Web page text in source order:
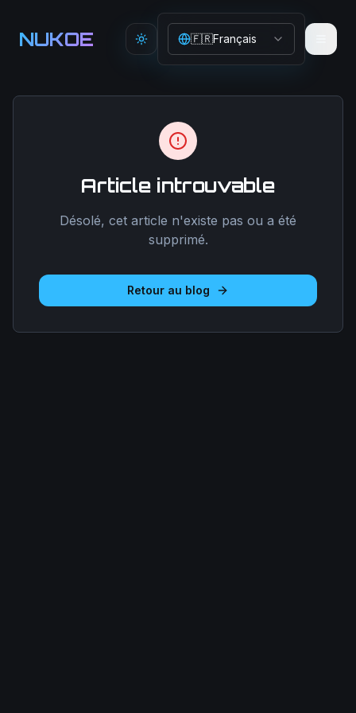
NUKOE Toggle theme
🇫🇷Français
Article introuvable
Désolé, cet article n'existe pas ou a été
supprimé.
Retour au blog